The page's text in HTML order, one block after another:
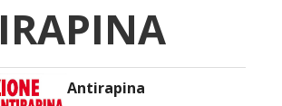
Antirapina